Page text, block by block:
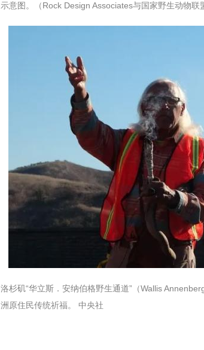
示意图。（Rock Design Associates与国家野生动物联
洛杉矶“华立斯．安纳伯格野生通道”（Wallis
洲原住民传统祈福。 中央社